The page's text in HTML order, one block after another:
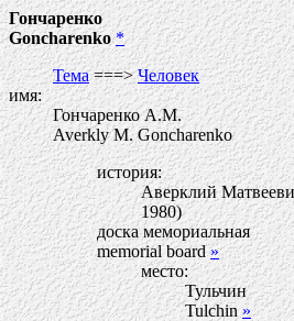
Гончаренко
Goncharenko *
Тема===>Человек
имя:
Гончаренко А.М.
Averkly M. Goncharenko
история:
Аверклий
1980)
доска мемориальная
memorial board»
место:
Тульчин
Tulchin»